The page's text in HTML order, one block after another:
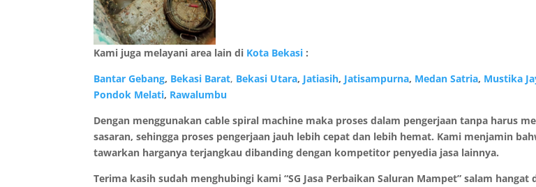
Kami juga melayani area lain di Kota Bekasi :
BantarGebang, Bekasi Barat, Bekasi Utara, Jatiasih, Jatisampurna, Medan Satria, Mustika
Pondok Melati, Rawalumbu
Dengan menggunakan cable spiral machine maka proses dalam pengerjaan tanpa harus
sasaran, sehingga proses pengerjaan jauh lebih cepat dan lebih hemat. Kami menjamin
tawarkan harganya terjangkau dibanding dengan kompetitor penyedia jasa lainnya.
Terima kasih sudah menghubingi kami “SG Jasa Perbaikan Saluran Mampet” salam